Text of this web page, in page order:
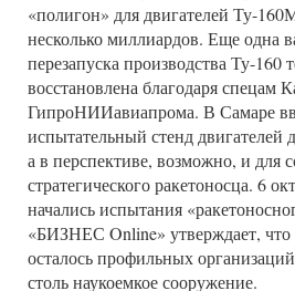
«полигон» для двигателей Ту-
несколько миллиардов. Еще одна
перезапуска производства Ту-160
восстановлена благодаря спецам
ГипроНИИавиапрома. В Самаре
испытательный стенд
а в перспективе, возможно, и для
стратегического ракетоносца. 6
начались испытания
«БИЗНЕС Online» утверждает, что
осталось профильных
столь наукоемкое сооружение.